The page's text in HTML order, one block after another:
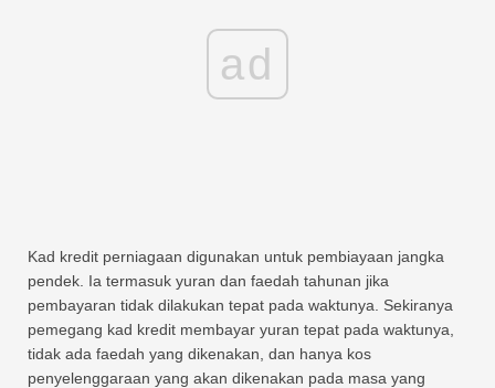
ad
Kad kredit perniagaan digunakan untuk pembiayaan jangka
pendek. Ia termasuk yuran dan faedah tahunan jika
pembayaran tidak dilakukan tepat pada waktunya. Sekiranya
pemegang kad kredit membayar yuran tepat pada waktunya,
tidak ada faedah yang dikenakan, dan hanya kos
penyelenggaraan yang akan dikenakan pada masa yang